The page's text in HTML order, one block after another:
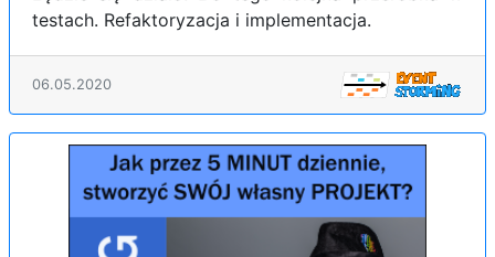
testach. Refaktoryzacja i implementacja.
06.05.2020